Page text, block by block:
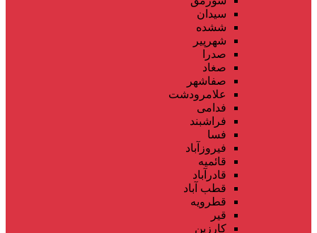
سیدان
ششده
شهرپیر
صدرا
صغاد
صفاشهر
علامرودشت
فدامی
فراشبند
فسا
فیروزآباد
قائمیه
قادرآباد
قطب آباد
قطرویه
قیر
کارزین